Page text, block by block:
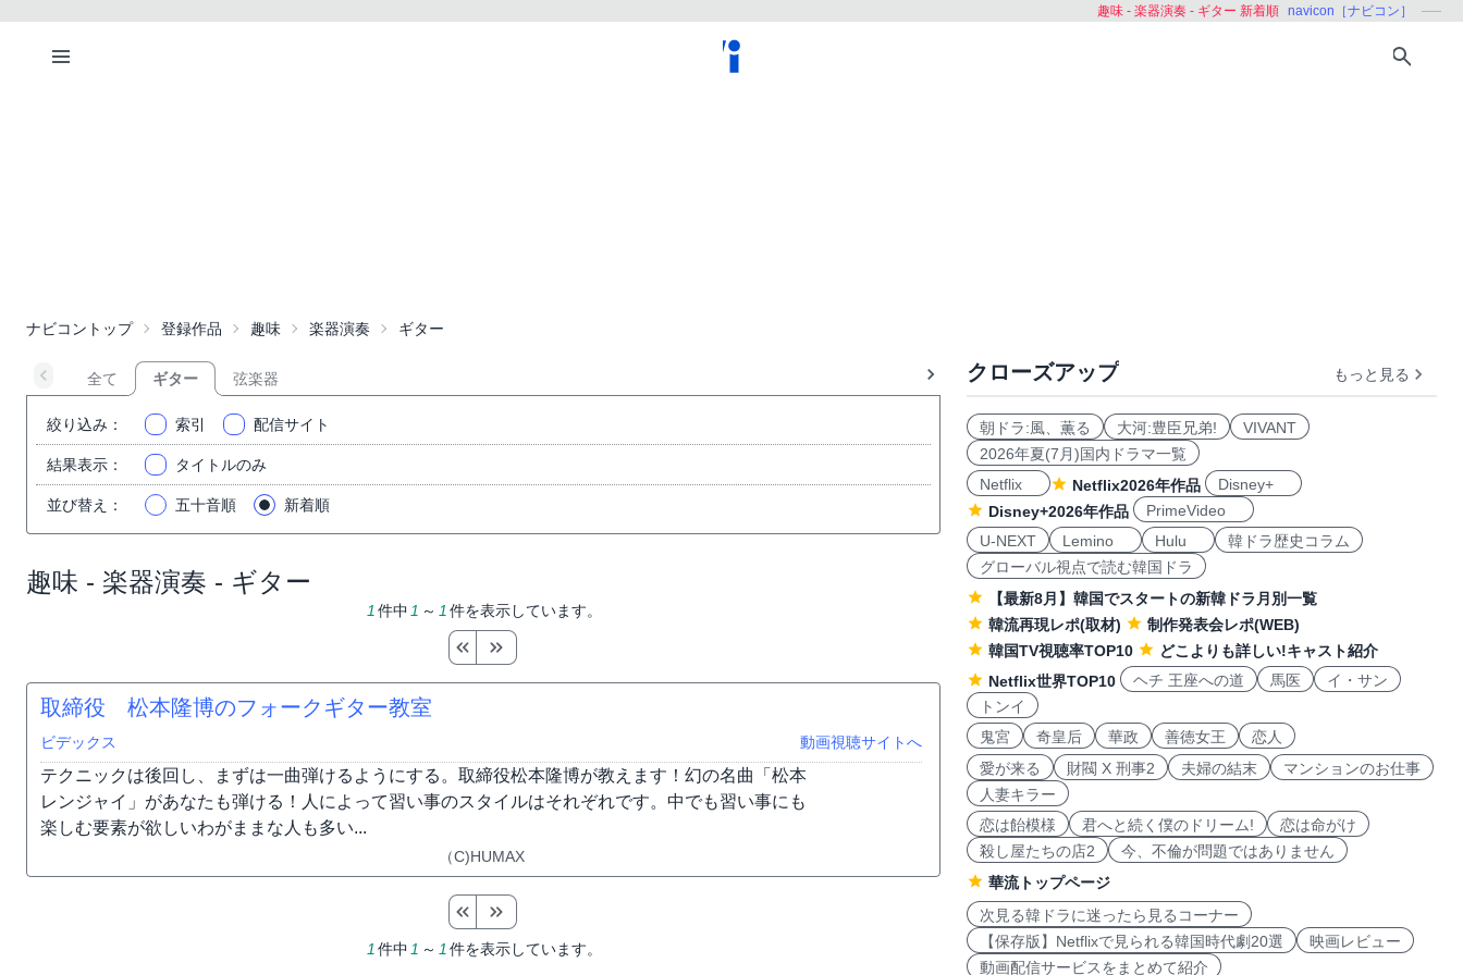
趣味 - 楽器演奏 - ギター 新着順 navicon［ナビコン］
ナビコントップ 登録作品 趣味 楽器演奏 ギター
全て ギター 弦楽器
絞り込み ： 索引 配信サイト
結果表示 ： タイトルのみ
並び替え ： 五十音順 新着順
趣味 - 楽器演奏 - ギター
1 件中 1 ～ 1 件を表示しています。
取締役 松本隆博のフォークギター教室
ビデックス 動画視聴サイトへ
テクニックは後回し、まずは一曲弾けるようにする。取締役松本隆博が教えます！幻の名曲「松本
レンジャイ」があなたも弾ける！人によって習い事のスタイルはそれぞれです。中でも習い事にも
楽しむ要素が欲しいわがままな人も多い...
（C)HUMAX
1 件中 1 ～ 1 件を表示しています。
クローズアップ もっと見る
朝ドラ:風、薫る 大河:豊臣兄弟!
VIVANT
2026年夏(7月)国内ドラマ一覧
Netflix
Netflix2026年作品
Disney+
Disney+2026年作品
PrimeVideo
U-NEXT
Lemino Hulu
韓ドラ歴史コラム
グローバル視点で読む韓国ドラ
【最新8月】韓国でスタートの新韓ドラ月別一覧
韓流再現レポ(取材)
制作発表会レポ(WEB)
韓国TV視聴率TOP10
どこよりも詳しい!キャスト紹介
Netflix世界TOP10
ヘチ 王座への道 馬医
イ・サン
トンイ
鬼宮
奇皇后 華政 善徳女王
恋人
愛が来る
財閥 X 刑事2 夫婦の結末
マンションのお仕事
人妻キラー
恋は飴模様
君へと続く僕のドリーム!
恋は命がけ
殺し屋たちの店2
今、不倫が問題ではありません
華流トップページ
次見る韓ドラに迷ったら見るコーナー
【保存版】Netflixで見られる韓国時代劇20選
映画レビュー
動画配信サービスをまとめて紹介